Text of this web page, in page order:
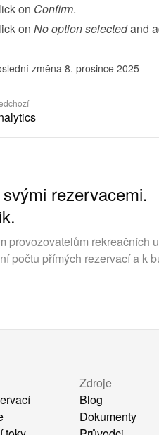
on Confirm.
on No option selected and
změna 8. prosince 2025
rezervacemi.
provozovatelům rekreačních
počtu přímých rezervací a k
Zdroje
Blog
Dokumenty